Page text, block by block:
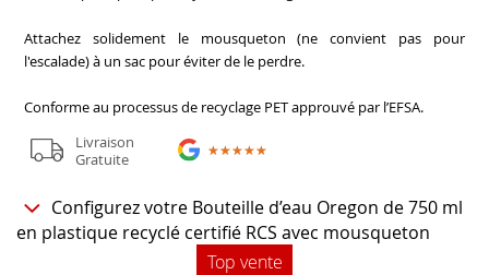
Attachez solidement le mousqueton (ne convient pas pour
l'escalade) à un sac pour éviter de le perdre.
Conforme au processus de recyclage PET approuvé par l’EFSA.
Livraison
Gratuite
★★★★★
★★★★★
Configurez votre Bouteille d’eau Oregon de 750 ml
en plastique recyclé certifié RCS avec mousqueton
Top vente